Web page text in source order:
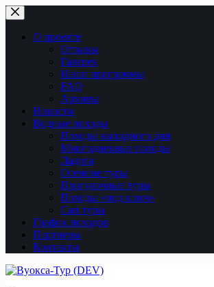
Перейти
к
сути
О проекте
Отзывы
Галерея
Наши программы
FAQ
Архивы
Новости
Водные походы
Походы выходного дня
Многодневные походы
Ладога
Осенние туры
Прогулочные туры
Походы «под ключ»
Сап туры
График походов
Партнеры
Контакты